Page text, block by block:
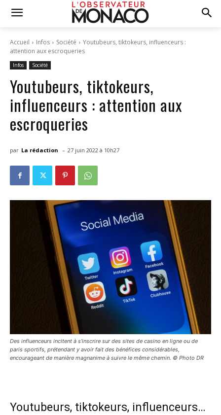
Accueil Infos Société
Youtubeurs, tiktokeurs, influenceurs :
attention aux escroqueries
Infos Société
Youtubeurs, tiktokeurs,
influenceurs : attention aux
escroqueries
par La rédaction - 27 juin 2022 à 10h27
Des influenceurs incitent à s’inscrire sur des sites de casino en ligne ou de
paris sportifs, prétendant y avoir fait des bénéfices considérables,
encourageant de manière magnanime à suivre le même chemin. © Photo DR
Youtubeurs, tiktokeurs, influenceurs…